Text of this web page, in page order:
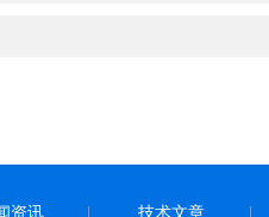
资讯 技术文章